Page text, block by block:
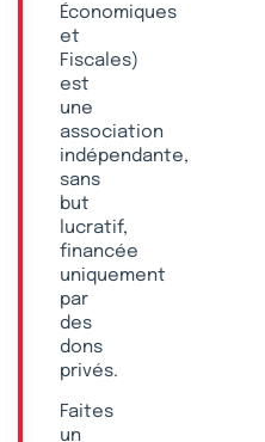
Économiques
et
Fiscales)
est
une
association
indépendante,
sans
but
lucratif,
financée
uniquement
par
des
dons
privés.
Faites
un